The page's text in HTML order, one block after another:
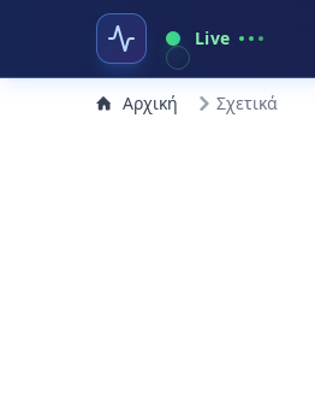
Live
Αρχική Σχετικά